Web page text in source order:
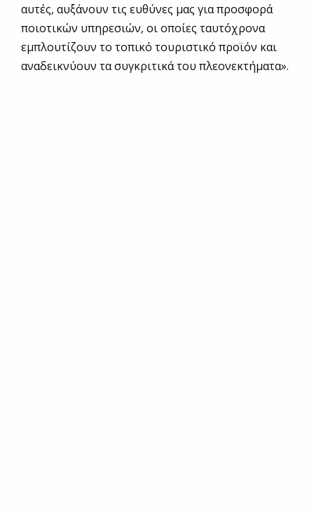
αυτές, αυξάνουν τις ευθύνες μας για προσφορά
ποιοτικών υπηρεσιών, οι οποίες ταυτόχρονα
εμπλουτίζουν το τοπικό τουριστικό προϊόν και
αναδεικνύουν τα συγκριτικά του πλεονεκτήματα».